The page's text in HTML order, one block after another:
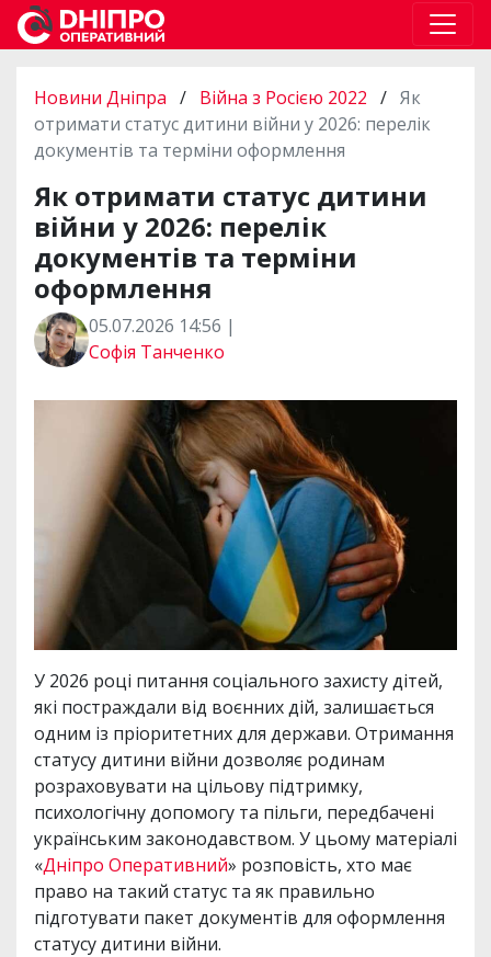
Новини Дніпра / Війна з Росією 2022 / Як
отримати статус дитини війни у 2026: перелік
документів та терміни оформлення
Як отримати статус дитини
війни у 2026: перелік
документів та терміни
оформлення
05.07.2026 14:56 |
Софія Танченко
У 2026 році питання соціального захисту дітей,
які постраждали від воєнних дій, залишається
одним із пріоритетних для держави. Отримання
статусу дитини війни дозволяє родинам
розраховувати на цільову підтримку,
психологічну допомогу та пільги, передбачені
українським законодавством. У цьому матеріалі
«Дніпро Оперативний» розповість, хто має
право на такий статус та як правильно
підготувати пакет документів для оформлення
статусу дитини війни.